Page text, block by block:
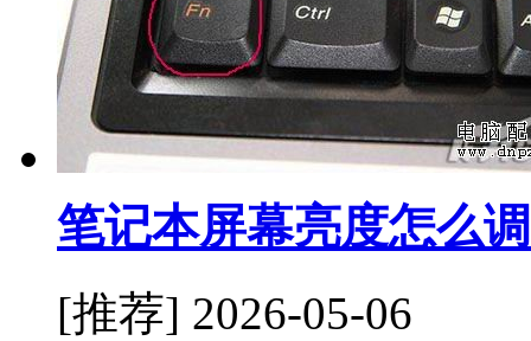
笔记本屏幕亮度怎么
[推荐] 2026-05-06